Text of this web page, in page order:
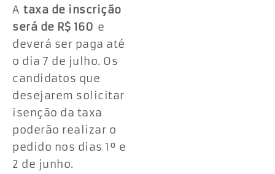
A taxa de inscrição
será de R$ 160 e
deverá ser paga até
o dia 7 de julho. Os
candidatos que
desejarem solicitar
isenção da taxa
poderão realizar o
pedido nos dias 1º e
2 de junho.